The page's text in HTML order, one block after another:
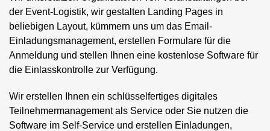
der Event-Logistik, wir gestalten Landing Pages in
beliebigen Layout, kümmern uns um das Email-
Einladungsmanagement, erstellen Formulare für die
Anmeldung und stellen Ihnen eine kostenlose Software für
die Einlasskontrolle zur Verfügung.
Wir erstellen Ihnen ein schlüsselfertiges digitales
Teilnehmermanagement als Service oder Sie nutzen die
Software im Self-Service und erstellen Einladungen,